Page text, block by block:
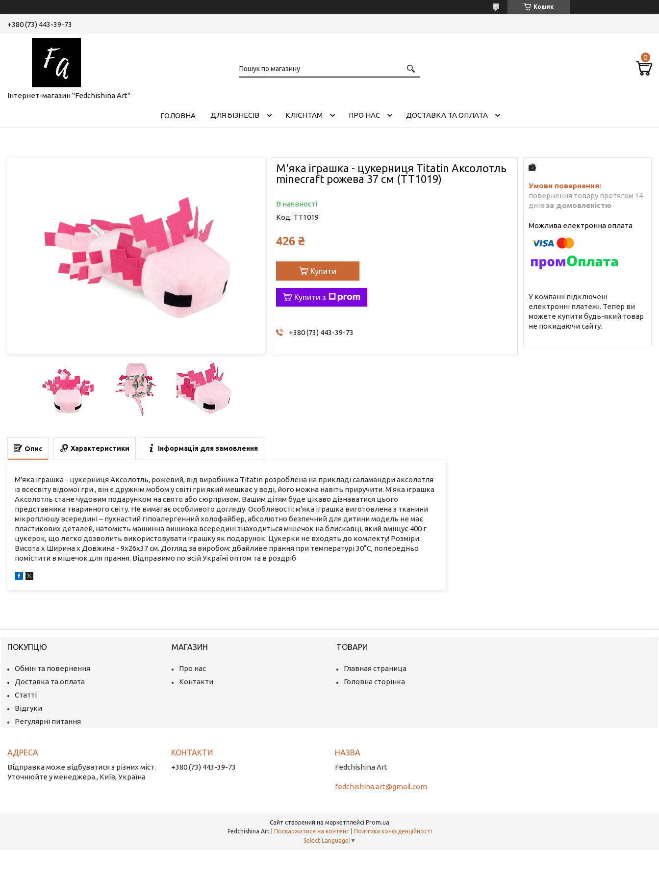
Кошик
+380 (73) 443-39-73
Інтернет-магазин "Fedchishina Art"
ГОЛОВНА ДЛЯ БІЗНЕСІВ КЛІЄНТАМ ПРО НАС ДОСТАВКА ТА ОПЛАТА
М'яка іграшка - цукерниця Titatin Аксолотль
minecraft рожева 37 см (TT1019)
В наявності
Код: TT1019
426 ₴
Купити
Купити з
+380 (73) 443-39-73
повернення товару протягом 14
днів за домовленістю
У компанії підключені
електронні платежі. Тепер ви
можете купити будь-який товар
не покидаючи сайту.
Опис Характеристики Інформація для замовлення
М'яка іграшка - цукерниця Аксолотль, рожевий, від виробника Titatin розроблена на прикладі саламандри аксолотля
із всесвіту відомої гри , він є дружнім мобом у світі гри який мешкає у воді, його можна навіть приручити. М'яка іграшка
Аксолотль стане чудовим подарунком на свято або сюрпризом. Вашим дітям буде цікаво дізнаватися цього
представника тваринного світу. Не вимагає особливого догляду. Особливості: м'яка іграшка виготовлена з тканини
мікроплюшу всередині – пухнастий гіпоалергенний холофайбер, абсолютно безпечний для дитини модель не має
пластикових деталей, натомість машинна вишивка всередині знаходиться мішечок на блискавці, який вміщує 400 г
цукерок, що легко дозволить використовувати іграшку як подарунок. Цукерки не входять до комлекту! Розміри:
Висота х Ширина х Довжина - 9х26х37 см. Догляд за виробом: дбайливе прання при температурі 30°С, попередньо
помістити в мішечок для прання. Відправимо по всій Україні оптом та в роздріб
ПОКУПЦЮ
Обмін та повернення
Доставка та оплата
Статті
Відгуки
Регулярні питання
МАГАЗИН
Про нас
Контакти
ТОВАРИ
Главная страница
Головна сторінка
Відправка може відбуватися з різних міст.
Уточнюйте у менеджера., Київ, Україна
+380 (73) 443-39-73 Fedchishina Art
fedchishina.art@gmail.com
Сайт створений на маркетплейсі Prom.ua
Поскаржитися на контент
Політика конфіденційності
Select Language ▼